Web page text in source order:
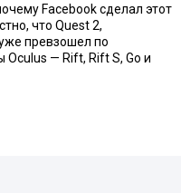
Facebook сделал этот
что Quest 2,
превзошел по
— Rift, Rift S, Go и